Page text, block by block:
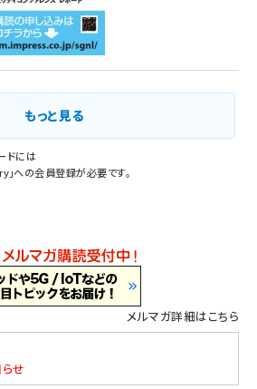
もっと見る
ドには
」への会員登録が必要です。
メルマガ詳細はこちら
せ